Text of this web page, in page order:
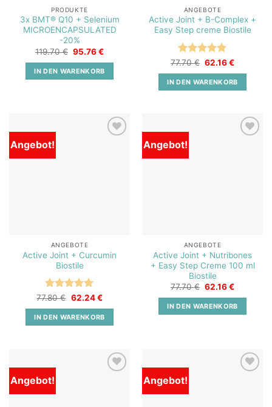
PRODUKTE
3x BMT® Q10 + Selenium
MICROENCAPSULATED
-20%
119.70€ Ursprünglicher
war:
119.70 €
95.76€Aktueller
ist:
95.76 €.
IN DEN WARENKORB
ANGEBOTE
Active Joint + B-Complex +
Easy Step creme Biostile
Bewertet
mit5von
5
77.70€ Ursprünglicher
war:
77.70 €
62.16€Aktueller
ist:
62.16 €.
IN DEN WARENKORB
Angebot!
ANGEBOTE
Active Joint + Curcumin
Biostile
Bewertet
mit5von
5
77.80€ Ursprünglicher
war:
77.80 €
62.24€Aktueller
ist:
62.24 €.
IN DEN WARENKORB
Angebot!
ANGEBOTE
Active Joint + Nutribones
+ Easy Step Creme 100 ml
Biostile
77.70€ Ursprünglicher
war:
77.70 €
62.16€Aktueller
ist:
62.16 €.
IN DEN WARENKORB
Angebot! Angebot!